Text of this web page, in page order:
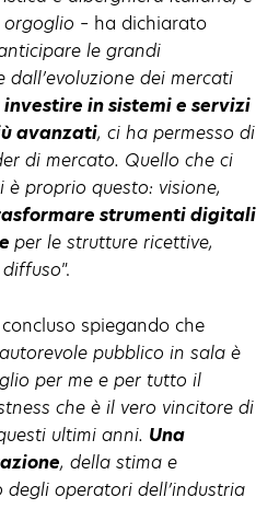
– ha dichiarato
le grandi
dei mercati
investire in sistemi e servizi
avanzati, ci ha permesso di
di mercato. Quello che ci
proprio questo: visione,
strumenti digitali
per le strutture ricettive,
”.
spiegando che
pubblico in sala è
per me e per tutto il
che è il vero vincitore di
ultimi anni. Una
, della stima e
operatori dell’industria